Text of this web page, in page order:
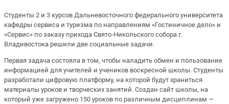
Студенты 2 и 3 курсов Дальневосточного федерального университета
кафедры сервиса и туризма по направлениям «Гостиничное дело» и
«Сервис» по заказу прихода Свято-Никольского собора г.
Владивостока решили две социальные задачи.
Первая задача состояла в том, чтобы наладить обмен и пользование
информацией для учителей и учеников воскресной школы. Студенты
разработали цифровую платформу, на которой будут храниться
материалы уроков и творческих занятий. Создан сайт школы, на
который уже загружено 150 уроков по различным дисциплинам —